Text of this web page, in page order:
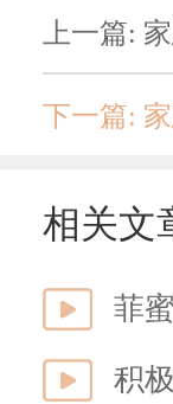
上一篇:
下一篇:
相关文
菲
积